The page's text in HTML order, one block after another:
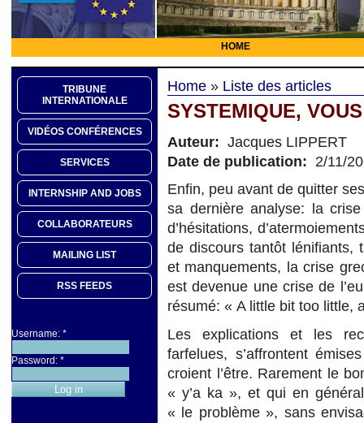
HOME
TRIBUNE
INTERNATIONALE
VIDÉOS CONFÉRENCES
SERVICES
INTERNSHIP AND JOBS
COLLABORATEURS
MAILING LIST
RSS FEEDS
Username: *
Password: *
Home » Liste des articles
SYSTEMIQUE,
Auteur: Jacques LIPPERT
Date de publication: 2/11/
Enfin, peu avant de quitter
sa dernière analyse: la
d’hésitations,
de discours tantôt lénifiants,
et manquements, la crise
est devenue une crise de
résumé: « A little bit too little,
Les explications et les
farfelues, s’affrontent
croient l’être. Rarement le
« y’a ka », et qui en
« le problème », sans